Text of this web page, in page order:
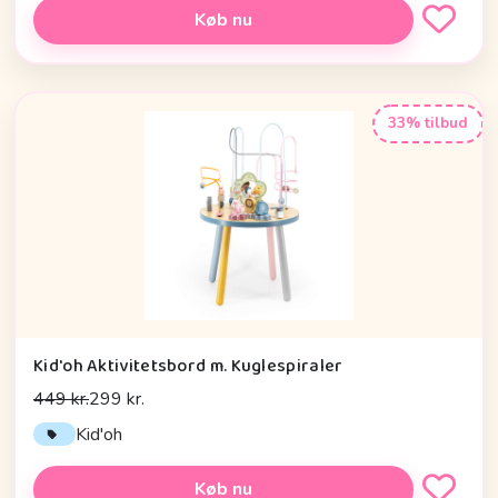
Køb nu
33% tilbud
Kid'oh Aktivitetsbord m. Kuglespiraler
449 kr.299 kr.
Kid'oh
Køb nu